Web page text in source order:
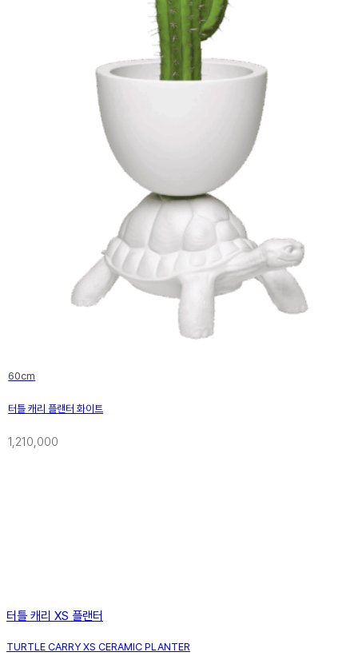
60cm
터틀 캐리 플랜터 화이트
1,210,000
터틀 캐리 XS 플랜터
TURTLE CARRY XS CERAMIC PLANTER